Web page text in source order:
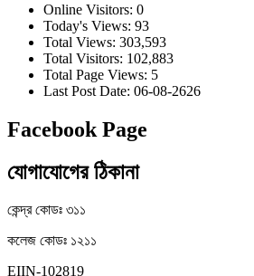
Online Visitors: 0
Today's Views: 93
Total Views: 303,593
Total Visitors: 102,883
Total Page Views: 5
Last Post Date: 06-08-2626
Facebook Page
যোগাযোগের ঠিকানা
কেন্দ্র কোডঃ ৩১১
কলেজ কোডঃ ১২১১
EIIN-102819